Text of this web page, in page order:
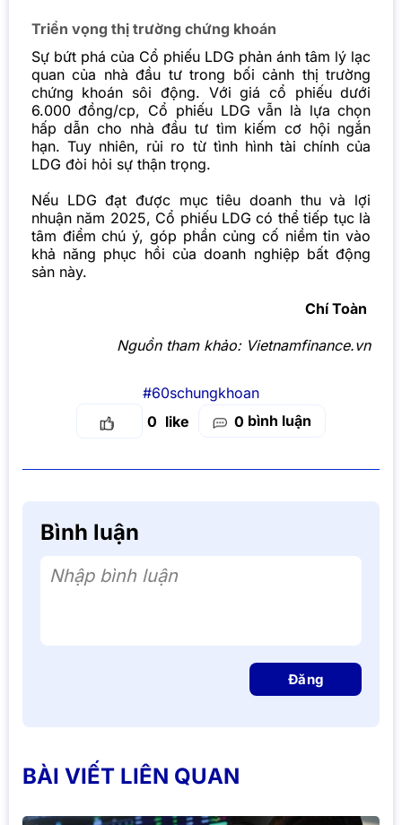
Triển vọng thị trường chứng khoán
Sự bứt phá của Cổ phiếu LDG phản ánh tâm lý lạc
quan của nhà đầu tư trong bối cảnh thị trường
chứng khoán sôi động. Với giá cổ phiếu dưới
6.000 đồng/cp, Cổ phiếu LDG vẫn là lựa chọn
hấp dẫn cho nhà đầu tư tìm kiếm cơ hội ngắn
hạn. Tuy nhiên, rủi ro từ tình hình tài chính của
LDG đòi hỏi sự thận trọng.
Nếu LDG đạt được mục tiêu doanh thu và lợi
nhuận năm 2025, Cổ phiếu LDG có thể tiếp tục là
tâm điểm chú ý, góp phần củng cố niềm tin vào
khả năng phục hồi của doanh nghiệp bất động
sản này.
Chí Toàn
Nguồn tham khảo: Vietnamfinance.vn
#60schungkhoan
0
0 bình luận
Bình luận
Nhập bình luận
Đăng
BÀI VIẾT LIÊN QUAN